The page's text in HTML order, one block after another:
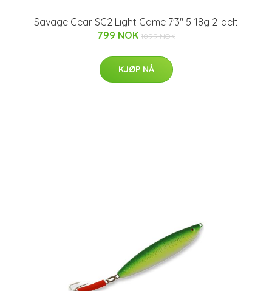
Savage Gear SG2 Light Game 7'3" 5-18g 2-delt
799 NOK 1099 NOK
KJØP NÅ